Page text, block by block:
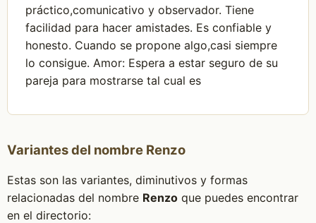
práctico,comunicativo y observador. Tiene
facilidad para hacer amistades. Es confiable y
honesto. Cuando se propone algo,casi siempre
lo consigue. Amor: Espera a estar seguro de su
pareja para mostrarse tal cual es
Variantes del nombre Renzo
Estas son las variantes, diminutivos y formas
relacionadas del nombre Renzoque puedes encontrar
en el directorio: